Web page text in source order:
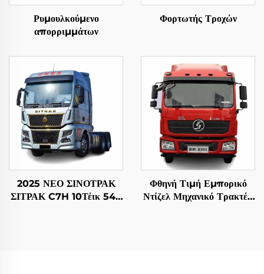
Ρυμουλκούμενο
απορριμμάτων
Φορτωτής Τροχών
2025 ΝΕΟ ΣΙΝΟΤΡΑΚ
ΣΙΤΡΑΚ C7H 10Τέικ 540
Φθηνή Τιμή Εμπορικό
Ντίζελ Μηχανικό Τρακτέρ